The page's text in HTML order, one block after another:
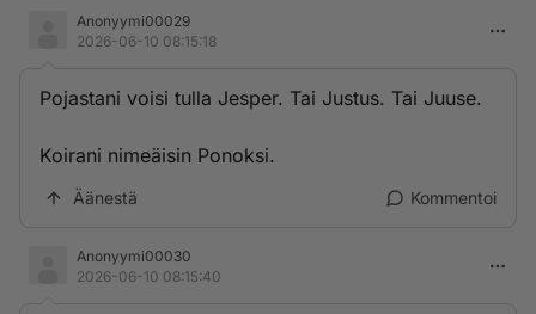
Anonyymi00029
2026-06-10 08:15:18
Pojastani voisi tulla Jesper. Tai Justus. Tai Juuse.
Koirani nimeäisin Ponoksi.
Äänestä Kommentoi
Anonyymi00030
2026-06-10 08:15:40